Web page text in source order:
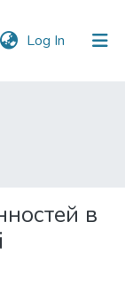
Log In (current)
в